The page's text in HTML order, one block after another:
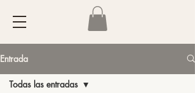
Entrada
Todas las entradas